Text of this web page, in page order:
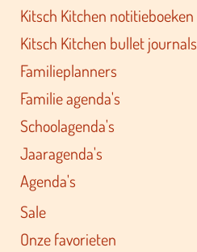
Kitsch Kitchen notitieboeken
Kitsch Kitchen bullet journals
Familieplanners
Familie agenda's
Schoolagenda's
Jaaragenda's
Agenda's
Sale
Onze favorieten